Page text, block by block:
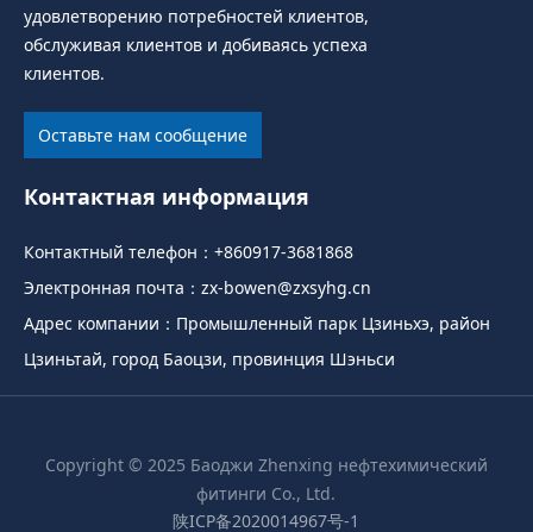
удовлетворению потребностей клиентов,
обслуживая клиентов и добиваясь успеха
клиентов.
Оставьте нам сообщение
Контактная информация
Контактный телефон： +860917-3681868
Электронная почта： zx-bowen@zxsyhg.cn
Адрес компании：Промышленный парк Цзиньхэ, район
Цзиньтай, город Баоцзи, провинция Шэньси
Copyright © 2025 Баоджи Zhenxing нефтехимический
фитинги Co., Ltd.
陕ICP备2020014967号-1